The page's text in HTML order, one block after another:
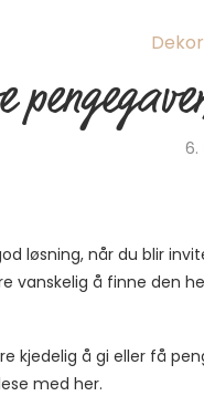
6.
løsning, når du blir
vanskelig å finne den
kjedelig å gi eller få
med her.